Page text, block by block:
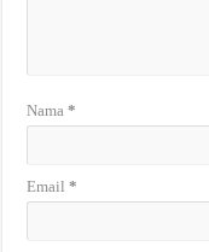
Nama*
Email*